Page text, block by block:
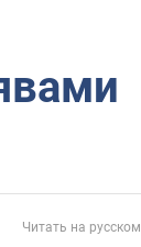
Читать на русском